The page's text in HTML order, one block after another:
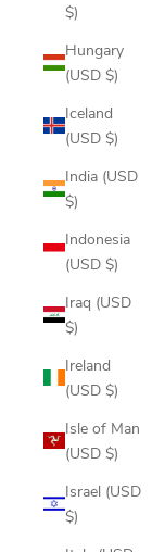
$)
Hungary
(USD $)
Iceland
(USD $)
India (USD
$)
Indonesia
(USD $)
Iraq (USD
$)
Ireland
(USD $)
Isle of Man
(USD $)
Israel (USD
$)